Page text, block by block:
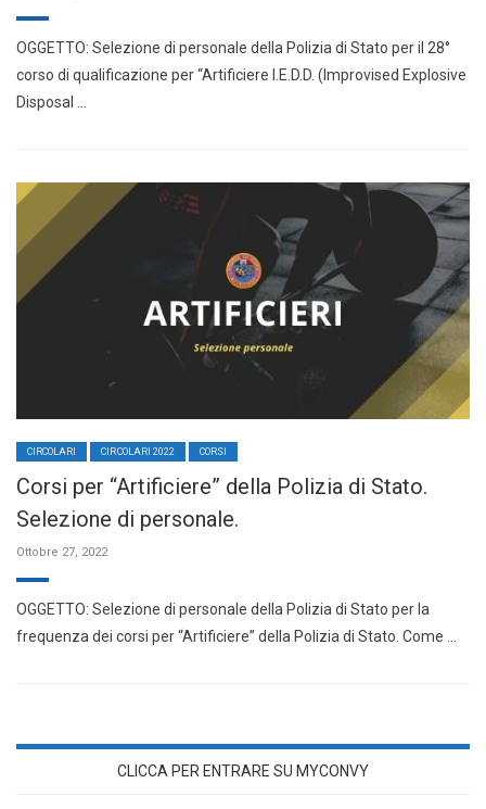
OGGETTO: Selezione di personale della Polizia di Stato per il 28°
corso di qualificazione per “Artificiere I.E.D.D. (Improvised Explosive
Disposal …
CIRCOLARI CIRCOLARI 2022 CORSI
Corsi per “Artificiere” della Polizia di Stato.
Selezione di personale.
Ottobre 27, 2022
OGGETTO: Selezione di personale della Polizia di Stato per la
frequenza dei corsi per “Artificiere” della Polizia di Stato. Come …
CLICCA PER ENTRARE SU MYCONVY